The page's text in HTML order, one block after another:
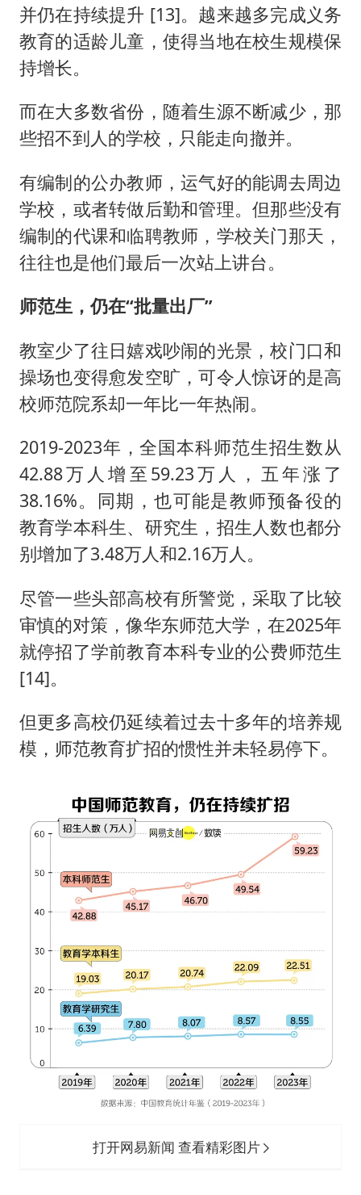
并仍在持续提升 [13]。越来越多完成义务
教育的适龄儿童，使得当地在校生规模保
持增长。
而在大多数省份，随着生源不断减少，那
些招不到人的学校，只能走向撤并。
有编制的公办教师，运气好的能调去周边
学校，或者转做后勤和管理。但那些没有
编制的代课和临聘教师，学校关门那天，
往往也是他们最后一次站上讲台。
师范生，仍在“批量出厂”
教室少了往日嬉戏吵闹的光景，校门口和
操场也变得愈发空旷，可令人惊讶的是高
校师范院系却一年比一年热闹。
2019-2023年，全国本科师范生招生数从
42.88万人增至59.23万人，五年涨了
38.16%。同期，也可能是教师预备役的
教育学本科生、研究生，招生人数也都分
别增加了3.48万人和2.16万人。
尽管一些头部高校有所警觉，采取了比较
审慎的对策，像华东师范大学，在2025年
就停招了学前教育本科专业的公费师范生
[14]。
但更多高校仍延续着过去十多年的培养规
模，师范教育扩招的惯性并未轻易停下。
打开网易新闻 查看精彩图片